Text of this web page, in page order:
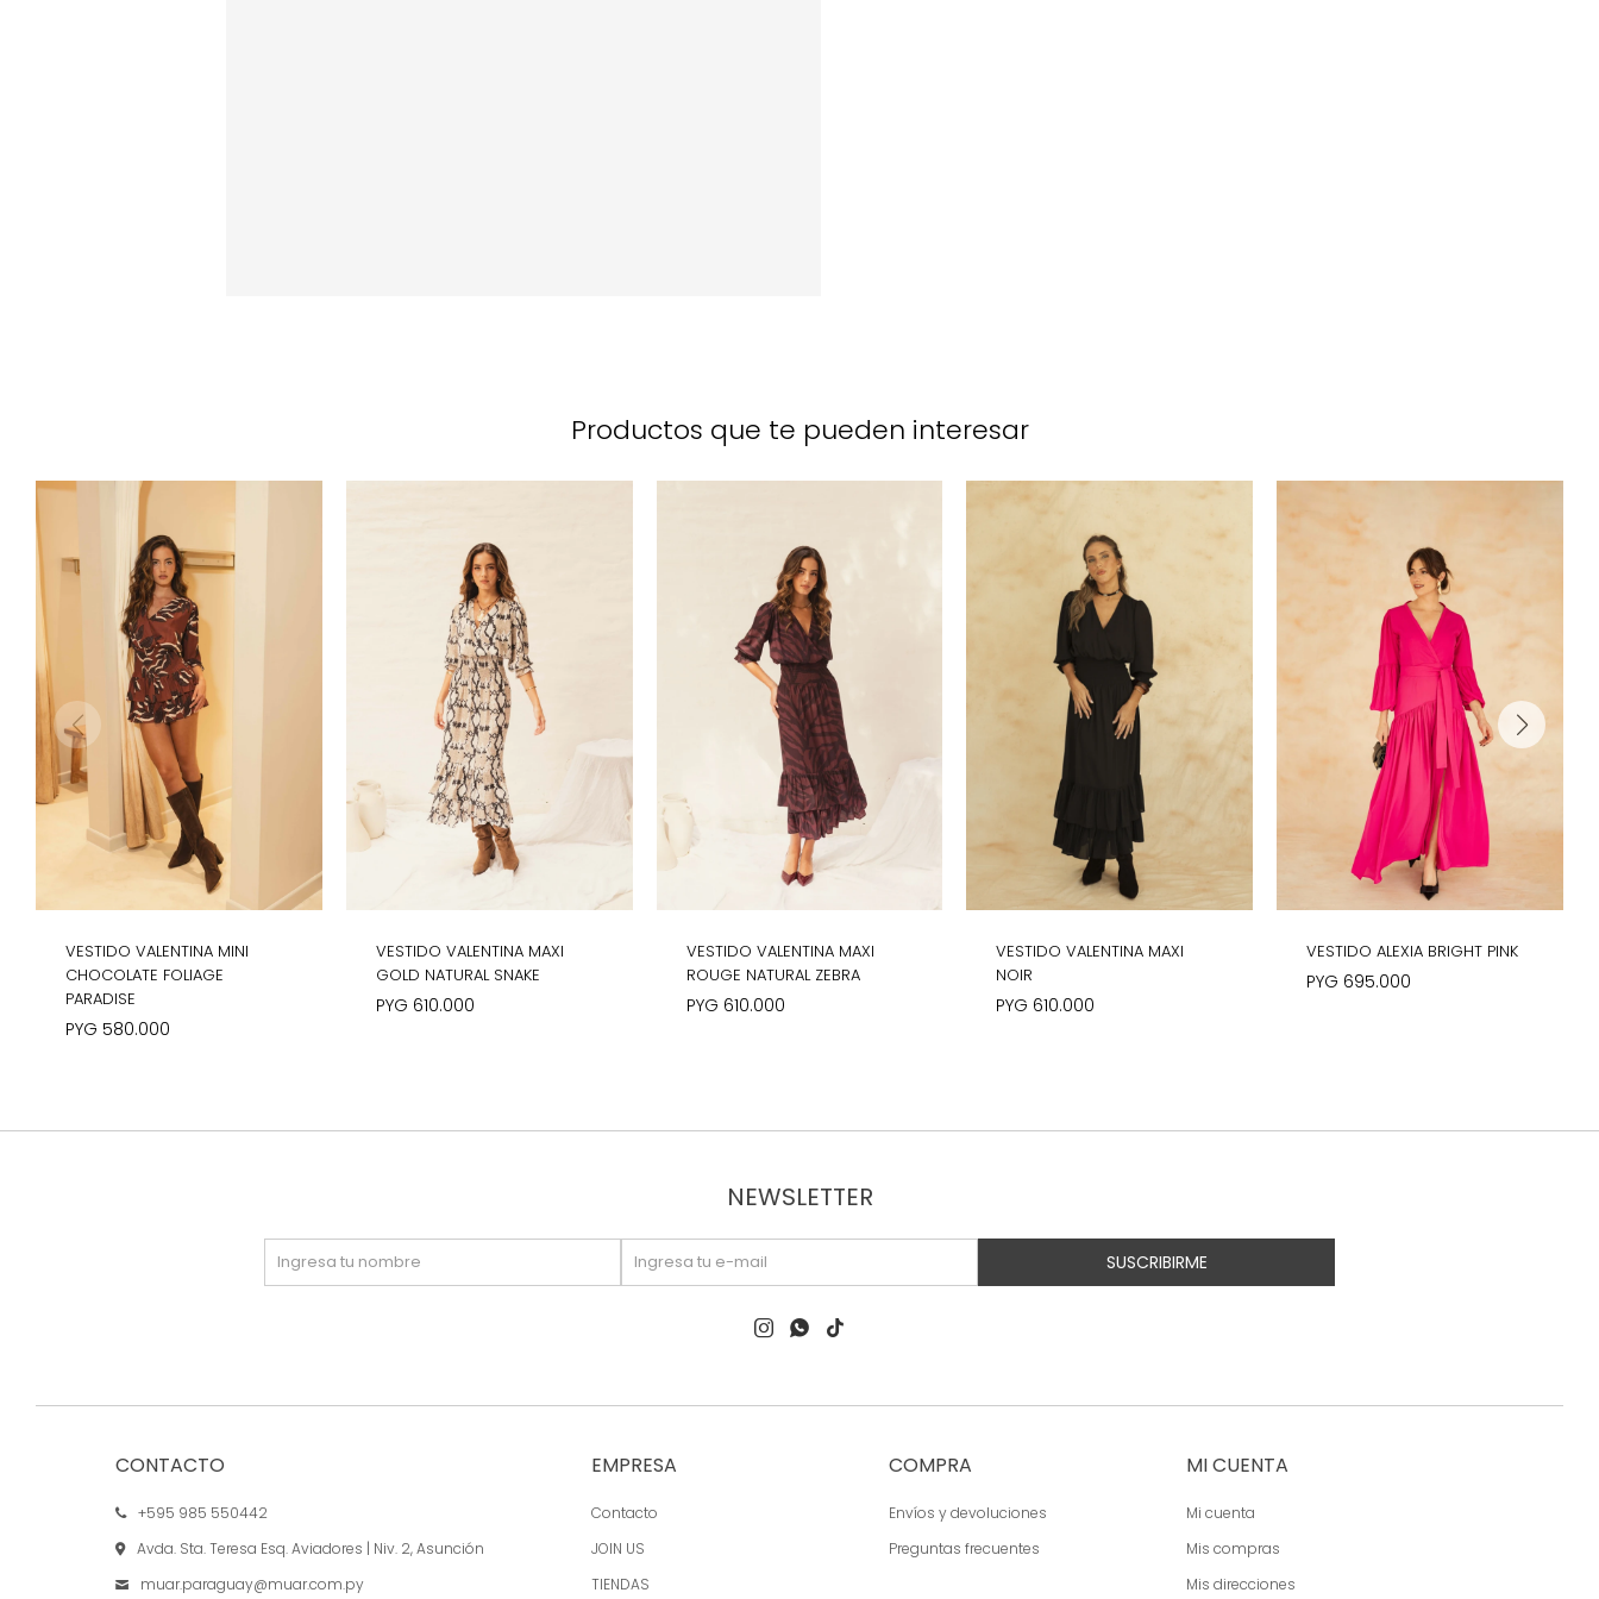
Productos que te pueden interesar
VESTIDO VALENTINA MINI
CHOCOLATE FOLIAGE
PARADISE
PYG 580.000
VESTIDO VALENTINA MAXI
GOLD NATURAL SNAKE
PYG 610.000
VESTIDO VALENTINA MAXI
ROUGE NATURAL ZEBRA
PYG 610.000
VESTIDO VALENTINA MAXI
NOIR
PYG 610.000
VESTIDO ALEXIA BRIGHT PINK
PYG 695.000
CONTACTO
+595 985 550442
Avda. Sta. Teresa Esq. Aviadores | Niv. 2, Asunción
muar.paraguay@muar.com.py
EMPRESA
Contacto
JOIN US
TIENDAS
COMPRA
Envíos y devoluciones
Preguntas frecuentes
MI CUENTA
Mi cuenta
Mis compras
Mis direcciones
NEWSLETTER
SUSCRIBIRME
  